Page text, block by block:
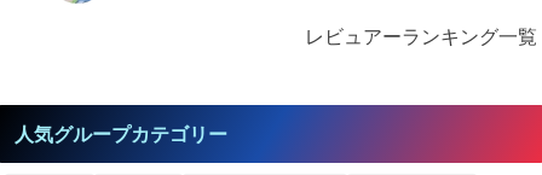
レビュアーランキング一覧
人気グループカテゴリー